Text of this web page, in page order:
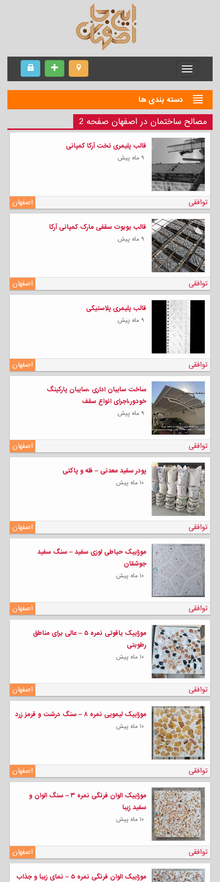
Menu
دسته بندی ها
مصالح ساختمان در اصفهان صفحه 2
قالب پلیمری تخت آرکا کمپانی
۹ ماه پیش
اصفهان توافقی
قالب یوبوت سقفی مارک کمپانی آرکا
۹ ماه پیش
اصفهان توافقی
قالب پلیمری پلاستیکی
۹ ماه پیش
اصفهان توافقی
ساخت سایبان اداری ،سایبان پارکینگ
خودور،اجرای انواع سقف
۹ ماه پیش
اصفهان توافقی
پودر سفید معدنی – فله و پاکتی
۱۰ ماه پیش
اصفهان توافقی
موزاییک حیاطی لوزی سفید – سنگ سفید
جوشقان
۱۰ ماه پیش
اصفهان توافقی
موزاییک یاقوتی نمره ۵ – عالی برای مناطق
رطوبتی
۱۰ ماه پیش
اصفهان توافقی
موزاییک لیمویی نمره ۸ – سنگ درشت و قرمز زرد
۱۰ ماه پیش
اصفهان توافقی
موزاییک الوان فرنگی نمره ۳ – سنگ الوان و
سفید زیبا
۱۰ ماه پیش
اصفهان توافقی
موزاییک الوان فرنگی نمره ۵ – نمای زیبا و جذاب